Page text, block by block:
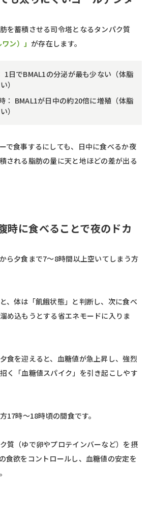
を蓄積させる司令塔となるタンパク質
ワン）」が存在します。
1日でBMAL1の分泌が最も少ない（体脂
）
： BMAL1が日中の約20倍に増殖（体脂
）
で食事するにしても、日中に食べるか夜
される脂肪の量に天と地ほどの差が出る
時に食べることで夜のドカ
ら夕食まで7〜8時間以上空いてしまう方
、体は「飢餓状態」と判断し、次に食べ
め込もうとする省エネモードに入りま
食を迎えると、血糖値が急上昇し、強烈
く「血糖値スパイク」を引き起こしやす
17時〜18時頃の間食です。
質（ゆで卵やプロテインバーなど）を摂
食欲をコントロールし、血糖値の安定を